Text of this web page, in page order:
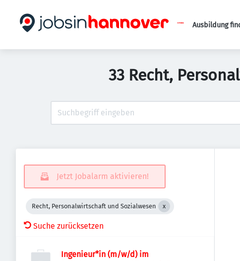
Ausbildung
33 Recht,
Jetzt Jobalarm aktivieren!
Recht, Personalwirtschaft und Sozialwesen
Suche zurücksetzen
Ingenieur*in (m/w/d) im